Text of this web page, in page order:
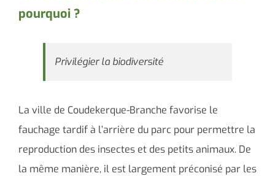
Contacter le maire
pourquoi ?
Privilégier la biodiversité
La ville de Coudekerque-Branche favorise le
fauchage tardif à l’arrière du parc pour permettre la
reproduction des insectes et des petits animaux. De
la même manière, il est largement préconisé par les